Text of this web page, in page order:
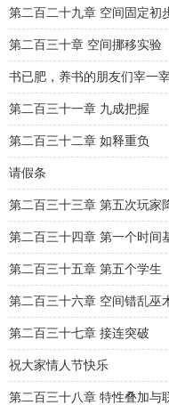
第二百二十九章 空间固定初
第二百三十章 空间挪移实验
书已肥，养书的朋友们宰一
第二百三十一章 九成把握
第二百三十二章 如释重负
请假条
第二百三十三章 第五次玩家
第二百三十四章 第一个时间
第二百三十五章 第五个学生
第二百三十六章 空间错乱巫
第二百三十七章 接连突破
祝大家情人节快乐
第二百三十八章 特性叠加与